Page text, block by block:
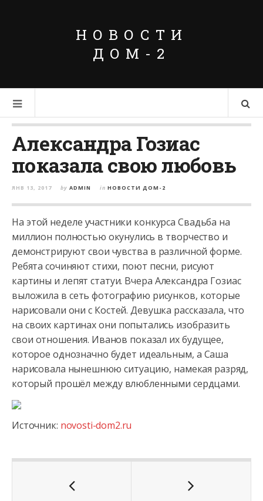
НОВОСТИ
ДОМ-2
Александра Гозиас
показала свою любовь
ЯНВ 13, 2017 by ADMIN in НОВОСТИ ДОМ-2
На этой неделе участники конкурса Свадьба на
миллион полностью окунулись в творчество и
демонстрируют свои чувства в различной форме.
Ребята сочиняют стихи, поют песни, рисуют
картины и лепят статуи. Вчера Александра Гозиас
выложила в сеть фотографию рисунков, которые
нарисовали они с Костей. Девушка рассказала, что
на своих картинах они попытались изобразить
свои отношения. Иванов показал их будущее,
которое однозначно будет идеальным, а Саша
нарисовала нынешнюю ситуацию, намекая разряд,
который прошёл между влюбленными сердцами.
Источник: novosti-dom2.ru